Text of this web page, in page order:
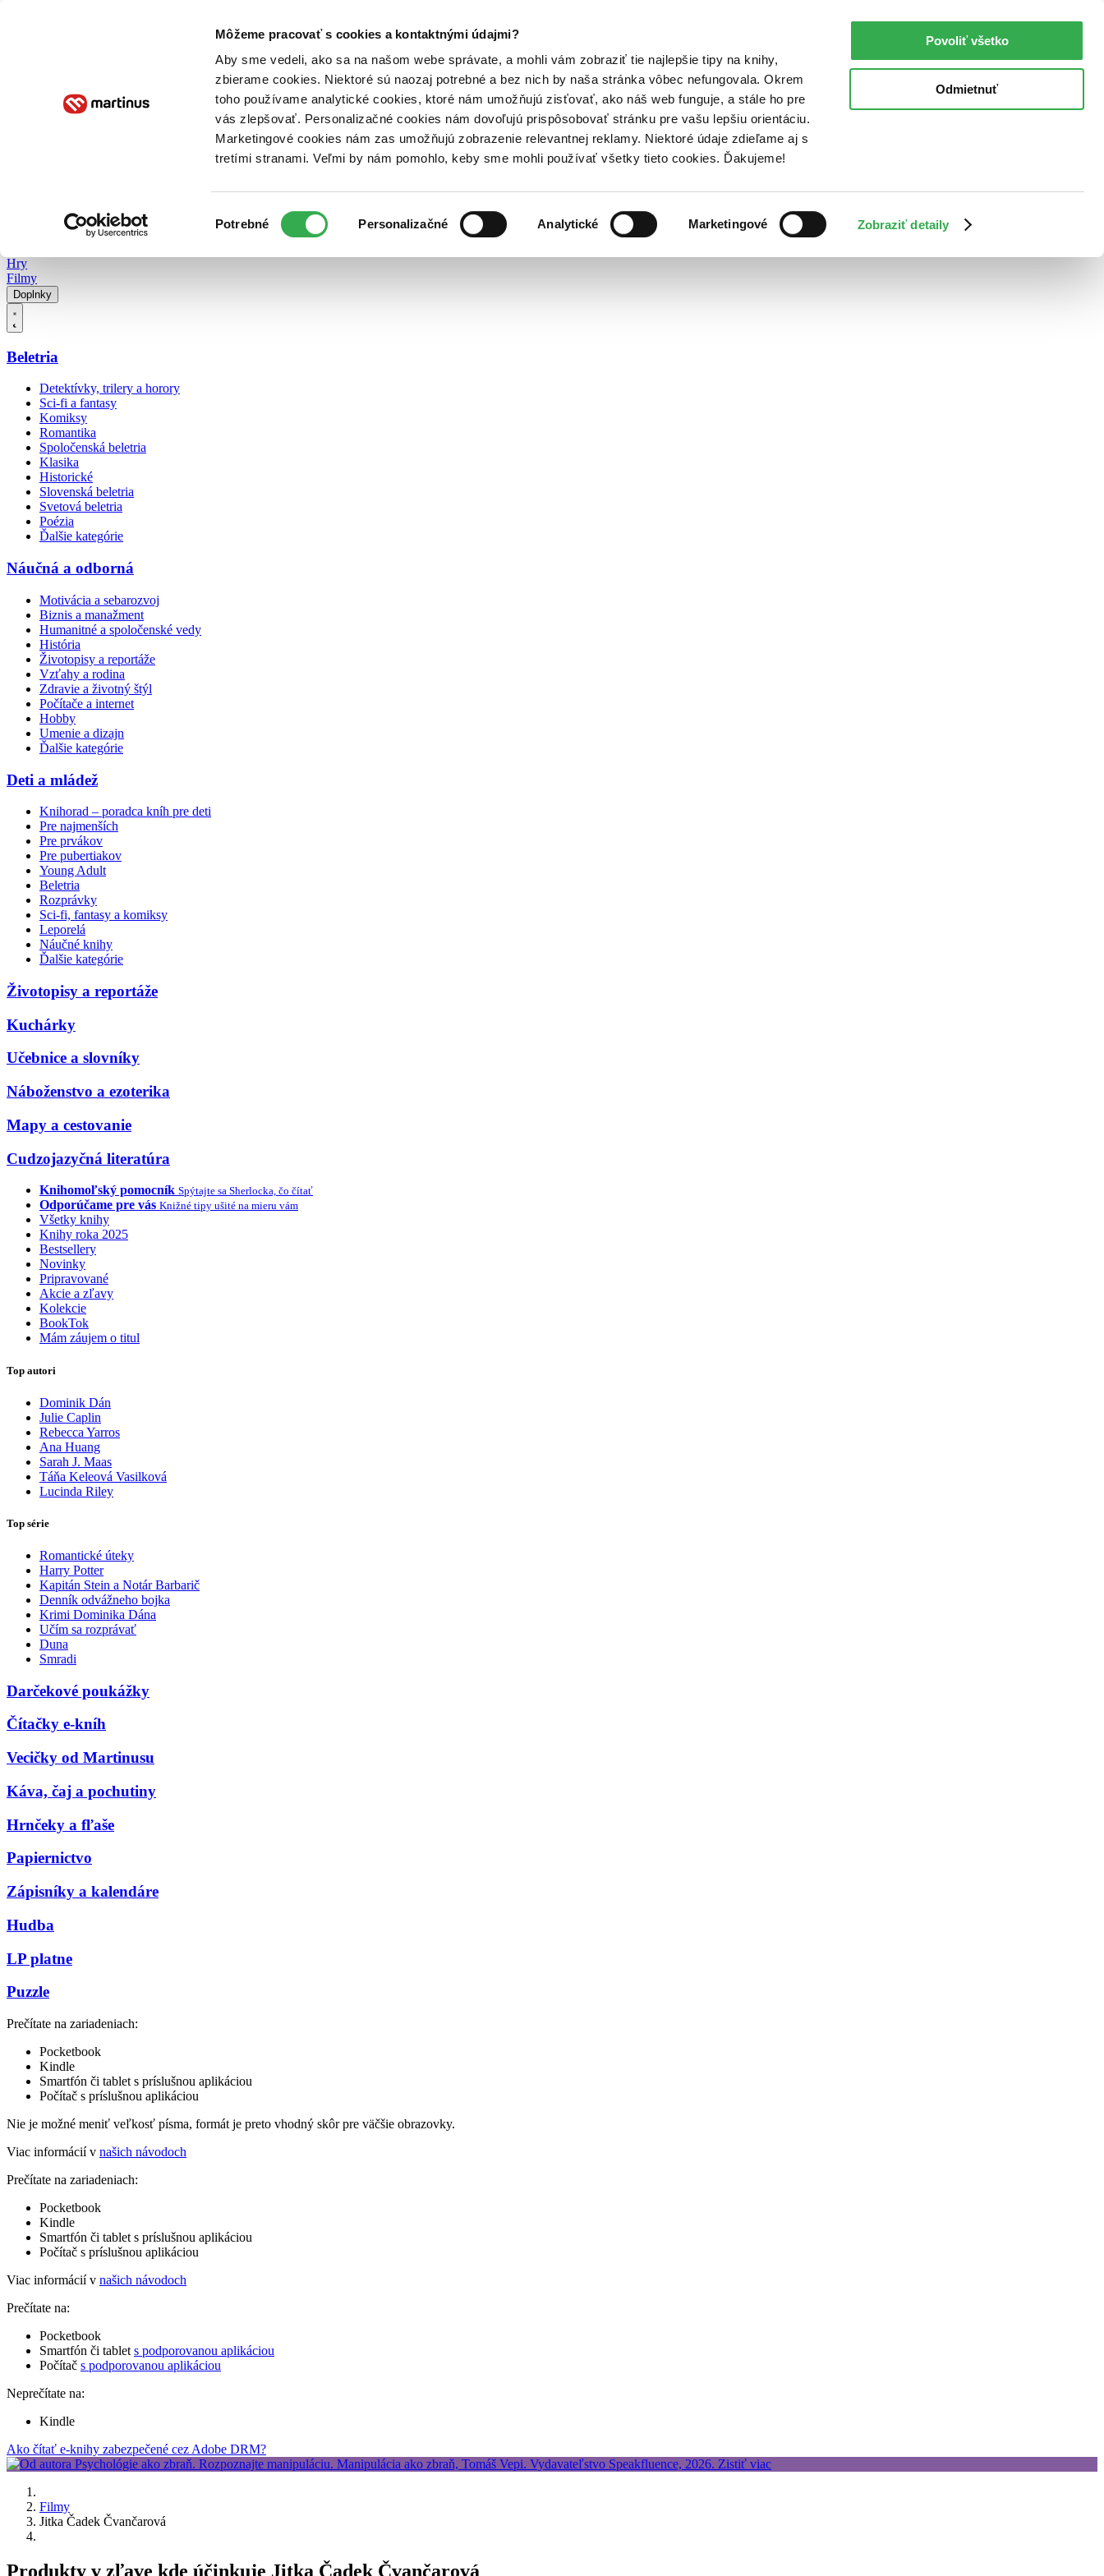
Môžeme pracovať s cookies a kontaktnými údajmi?
Aby sme vedeli, ako sa na našom webe správate, a mohli vám zobraziť tie najlepšie tipy na knihy,
zbierame cookies. Niektoré sú naozaj potrebné a bez nich by naša stránka vôbec nefungovala. Okrem
toho používame analytické cookies, ktoré nám umožňujú zisťovať, ako náš web funguje, a stále ho pre
vás zlepšovať. Personalizačné cookies nám dovoľujú prispôsobovať stránku pre vašu lepšiu orientáciu.
Marketingové cookies nám zas umožňujú zobrazenie relevantnej reklamy. Niektoré údaje zdieľame aj s
tretími stranami. Veľmi by nám pomohlo, keby sme mohli používať všetky tieto cookies. Ďakujeme!
súhlasu
Potrebné Personalizačné Analytické Marketingové Zobraziť detaily
Povoliť všetko
Odmietnuť
Poukážky Kontakt
Hry
Filmy
Doplnky
Beletria
Detektívky, trilery a horory
Sci-fi a fantasy
Komiksy
Romantika
Spoločenská beletria
Klasika
Historické
Slovenská beletria
Svetová beletria
Poézia
Ďalšie kategórie
Náučná a odborná
Motivácia a sebarozvoj
Biznis a manažment
Humanitné a spoločenské vedy
História
Životopisy a reportáže
Vzťahy a rodina
Zdravie a životný štýl
Počítače a internet
Hobby
Umenie a dizajn
Ďalšie kategórie
Deti a mládež
Knihorad – poradca kníh pre deti
Pre najmenších
Pre prvákov
Pre pubertiakov
Young Adult
Beletria
Rozprávky
Sci-fi, fantasy a komiksy
Leporelá
Náučné knihy
Ďalšie kategórie
Životopisy a reportáže
Kuchárky
Učebnice a slovníky
Náboženstvo a ezoterika
Mapy a cestovanie
Cudzojazyčná literatúra
Knihomoľský pomocník Spýtajte sa Sherlocka, čo čítať
Odporúčame pre vás Knižné tipy ušité na mieru vám
Všetky knihy
Knihy roka 2025
Bestsellery
Novinky
Pripravované
Akcie a zľavy
Kolekcie
BookTok
Mám záujem o titul
Top autori
Dominik Dán
Julie Caplin
Rebecca Yarros
Ana Huang
Sarah J. Maas
Táňa Keleová Vasilková
Lucinda Riley
Top série
Romantické úteky
Harry Potter
Kapitán Stein a Notár Barbarič
Denník odvážneho bojka
Krimi Dominika Dána
Učím sa rozprávať
Duna
Smradi
Darčekové poukážky
Čítačky e-kníh
Vecičky od Martinusu
Káva, čaj a pochutiny
Hrnčeky a fľaše
Papiernictvo
Zápisníky a kalendáre
Hudba
LP platne
Puzzle
Prečítate na zariadeniach:
Pocketbook
Kindle
Smartfón či tablet s príslušnou aplikáciou
Počítač s príslušnou aplikáciou
Nie je možné meniť veľkosť písma, formát je preto vhodný skôr pre väčšie obrazovky.
Viac informácií v našich návodoch
Prečítate na zariadeniach:
Pocketbook
Kindle
Smartfón či tablet s príslušnou aplikáciou
Počítač s príslušnou aplikáciou
Viac informácií v našich návodoch
Prečítate na:
Pocketbook
Smartfón či tablet s podporovanou aplikáciou
Počítač s podporovanou aplikáciou
Neprečítate na:
Kindle
Ako čítať e-knihy zabezpečené cez Adobe DRM?
Filmy
Jitka Čadek Čvančarová
Produkty v zľave kde účinkuje Jitka Čadek Čvančarová